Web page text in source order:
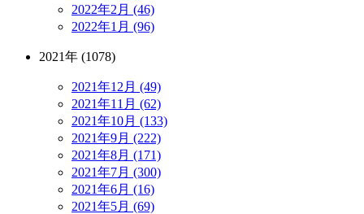
2022年2月 (46)
2022年1月 (96)
2021年 (1078)
2021年12月 (49)
2021年11月 (62)
2021年10月 (133)
2021年9月 (222)
2021年8月 (171)
2021年7月 (300)
2021年6月 (16)
2021年5月 (69)